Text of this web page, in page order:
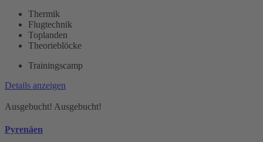
Thermik
Flugtechnik
Toplanden
Theorieblöcke
Trainingscamp
Details anzeigen
Ausgebucht! Ausgebucht!
Pyrenäen